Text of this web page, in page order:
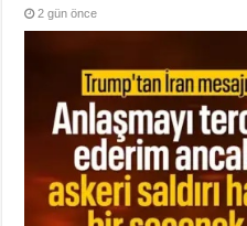
2 gün önce